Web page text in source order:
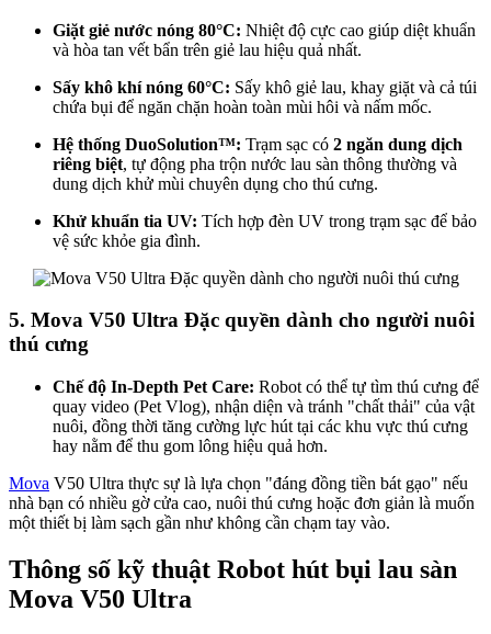
Giặt giẻ nước nóng 80°C: Nhiệt độ cực cao giúp diệt khuẩn
và hòa tan vết bẩn trên giẻ lau hiệu quả nhất.
Sấy khô khí nóng 60°C: Sấy khô giẻ lau, khay giặt và cả túi
chứa bụi để ngăn chặn hoàn toàn mùi hôi và nấm mốc.
Hệ thống DuoSolution™: Trạm sạc có 2 ngăn dung dịch
riêng biệt, tự động pha trộn nước lau sàn thông thường và
dung dịch khử mùi chuyên dụng cho thú cưng.
Khử khuẩn tia UV: Tích hợp đèn UV trong trạm sạc để bảo
vệ sức khỏe gia đình.
5. Mova V50 Ultra Đặc quyền dành cho người nuôi
thú cưng
Chế độ In-Depth Pet Care: Robot có thể tự tìm thú cưng để
quay video (Pet Vlog), nhận diện và tránh "chất thải" của vật
nuôi, đồng thời tăng cường lực hút tại các khu vực thú cưng
hay nằm để thu gom lông hiệu quả hơn.
Mova V50 Ultra thực sự là lựa chọn "đáng đồng tiền bát gạo" nếu
nhà bạn có nhiều gờ cửa cao, nuôi thú cưng hoặc đơn giản là muốn
một thiết bị làm sạch gần như không cần chạm tay vào.
Thông số kỹ thuật Robot hút bụi lau sàn
Mova V50 Ultra